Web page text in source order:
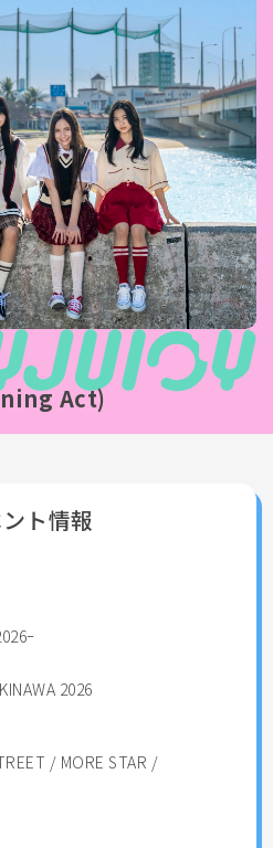
Act)
ト情報
ｰ
2026
/ MORE STAR /